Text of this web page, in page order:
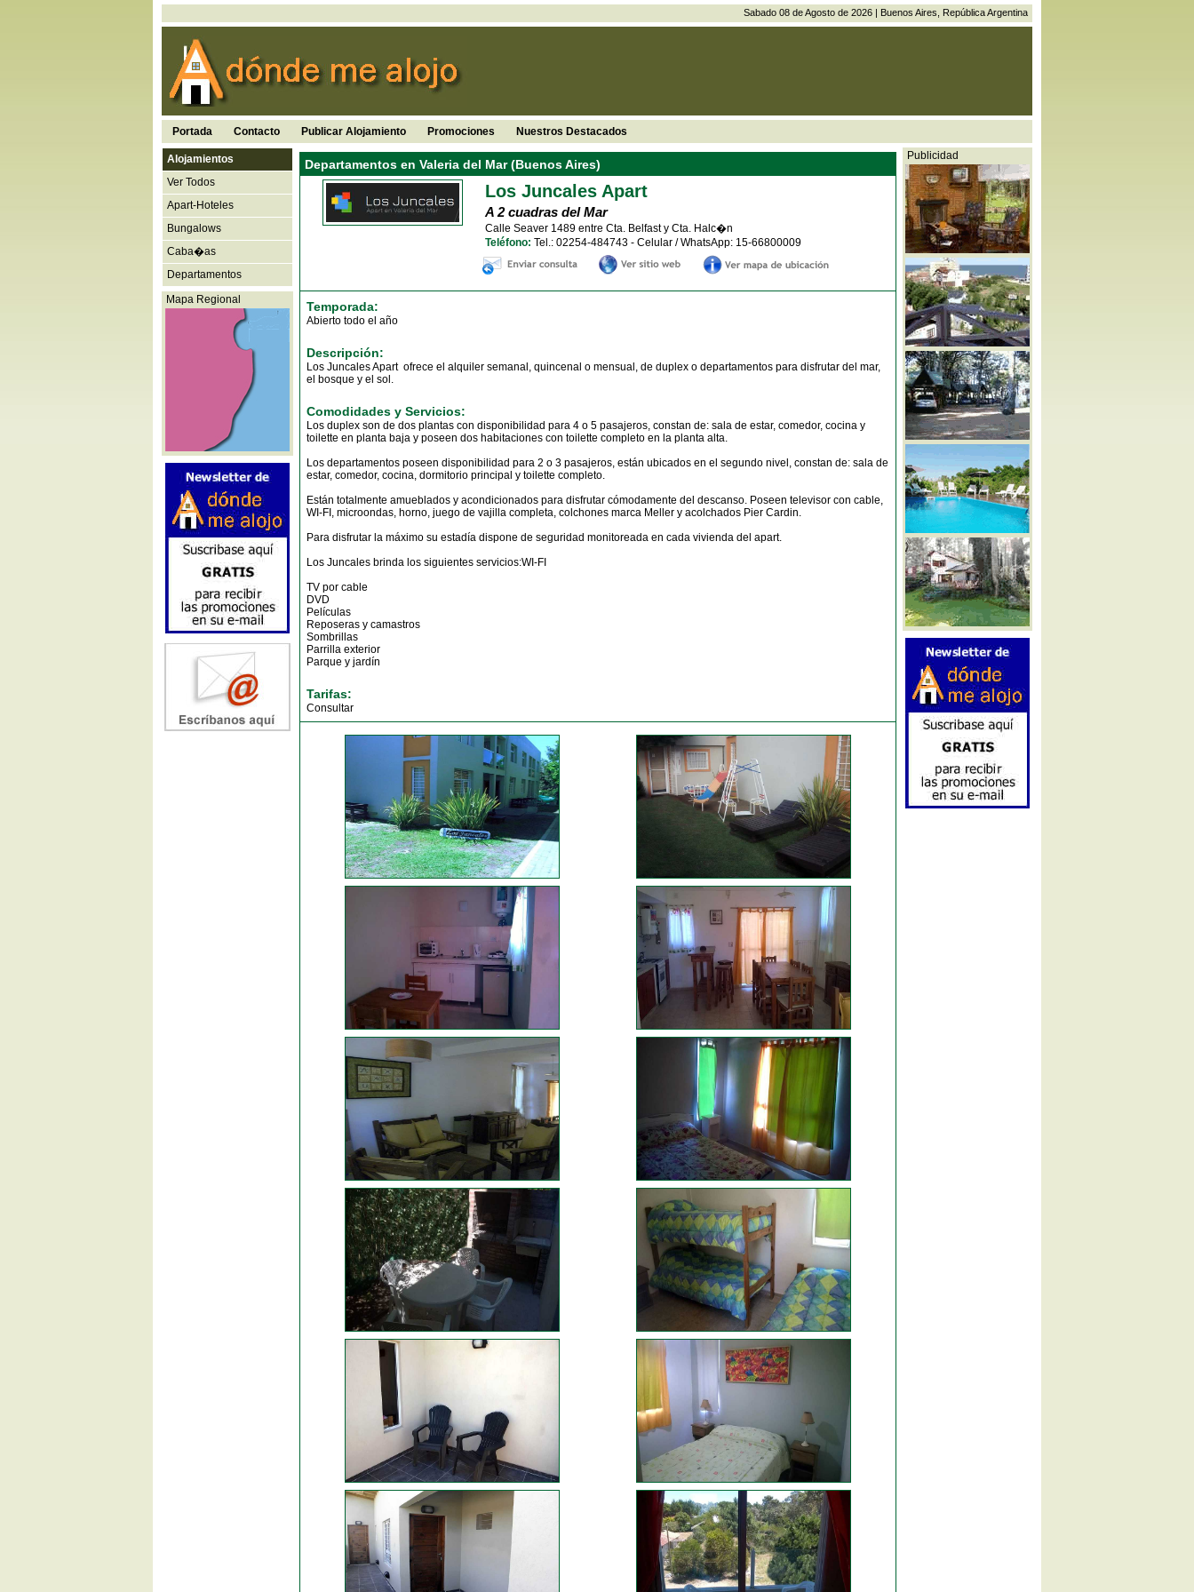
Sabado 08 de Agosto de 2026 | Buenos Aires, República Argentina
Portada Contacto Publicar Alojamiento Promociones Nuestros Destacados
Alojamientos
Ver Todos
Apart-Hoteles
Bungalows
Caba�as
Departamentos
Mapa Regional
Departamentos en Valeria del Mar (Buenos Aires)
Los Juncales Apart
A 2 cuadras del Mar
Calle Seaver 1489 entre Cta. Belfast y Cta. Halc�n
Teléfono: Tel.: 02254-484743 - Celular / WhatsApp: 15-66800009
Temporada:
Abierto todo el año
Descripción:
Los Juncales Apart ofrece el alquiler semanal, quincenal o mensual, de duplex o departamentos para disfrutar del mar,
el bosque y el sol.
Comodidades y Servicios:
Los duplex son de dos plantas con disponibilidad para 4 o 5 pasajeros, constan de: sala de estar, comedor, cocina y
toilette en planta baja y poseen dos habitaciones con toilette completo en la planta alta.
Los departamentos poseen disponibilidad para 2 o 3 pasajeros, están ubicados en el segundo nivel, constan de: sala de
estar, comedor, cocina, dormitorio principal y toilette completo.
Están totalmente amueblados y acondicionados para disfrutar cómodamente del descanso. Poseen televisor con cable,
WI-FI, microondas, horno, juego de vajilla completa, colchones marca Meller y acolchados Pier Cardin.
Para disfrutar la máximo su estadía dispone de seguridad monitoreada en cada vivienda del apart.
Los Juncales brinda los siguientes servicios:WI-FI
TV por cable
DVD
Películas
Reposeras y camastros
Sombrillas
Parrilla exterior
Parque y jardín
Tarifas:
Consultar
Publicidad